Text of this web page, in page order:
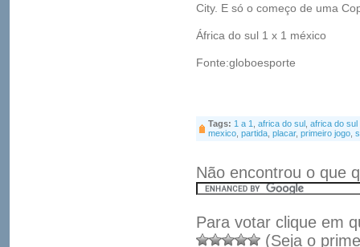
City. E só o começo de uma
África do sul 1 x 1 méxico
Fonte:globoesporte
Tags: 1 a 1 africa do sul
africa do sul
mexico partida placar, primeiro jogo
Não encontrou o que
Para votar clique em
(Seja o